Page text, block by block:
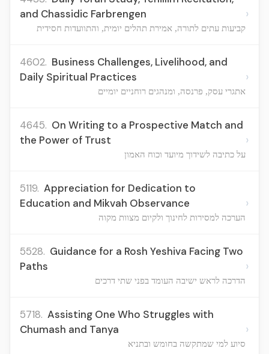
and Chassidic Farbrengen
קביעות עתים לתורה, אמירת תהלים יומית, והתוועדות חסידית
›
4602. Business Challenges, Livelihood, and
Daily Spiritual Practices
אתגרי עסק, פרנסה, ומנהגים רוחניים יומיים
›
4645. On Writing to a Prospective Match and
the Power of Trust
על כתיבה לשידוך מיועד וכוח האמון
›
5119. Appreciation for Dedication to
Education and Mikvah Observance
הערכה למסירות לחינוך ולקיום מצוות מקוה
›
5528. Guidance for a Rosh Yeshiva Facing Two
Paths
הדרכה לראש ישיבה העומד בפני שתי דרכים
›
5718. Assisting One Who Struggles with
Chumash and Tanya
סיוע למי שמתקשה בחומש ובתניא
›